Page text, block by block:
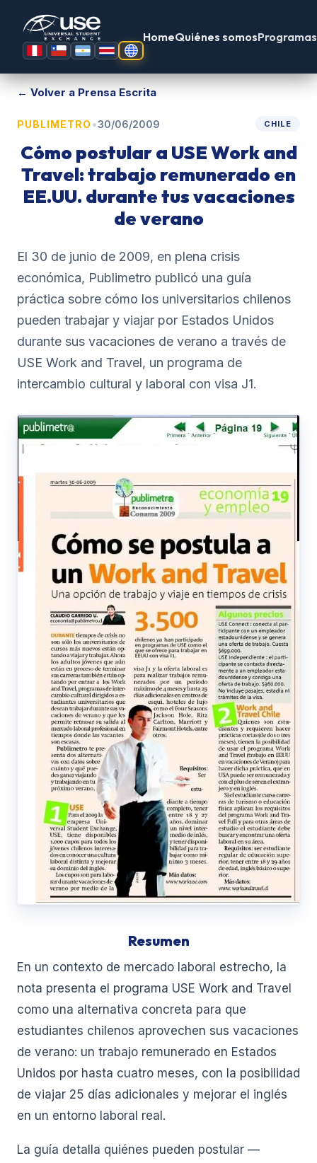
HomeQuiénes somosProgramas
← Volver a Prensa Escrita
PUBLIMETRO •30/06/2009 CHILE
Cómo postular a USE Work and
Travel: trabajo remunerado en
EE.UU. durante tus vacaciones
de verano
El 30 de junio de 2009, en plena crisis
económica, Publimetro publicó una guía
práctica sobre cómo los universitarios chilenos
pueden trabajar y viajar por Estados Unidos
durante sus vacaciones de verano a través de
USE Work and Travel, un programa de
intercambio cultural y laboral con visa J1.
Resumen
En un contexto de mercado laboral estrecho, la
nota presenta el programa USE Work and Travel
como una alternativa concreta para que
estudiantes chilenos aprovechen sus vacaciones
de verano: un trabajo remunerado en Estados
Unidos por hasta cuatro meses, con la posibilidad
de viajar 25 días adicionales y mejorar el inglés
en un entorno laboral real.
La guía detalla quiénes pueden postular —